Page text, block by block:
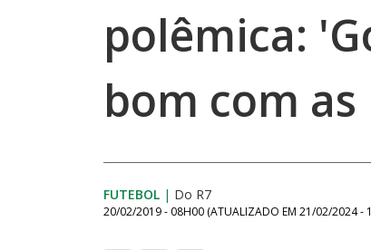
polêmica:
bom com as
FUTEBOL | Do R7
20/02/2019 - 08H00 (ATUALIZADO EM 21/02/2024 -